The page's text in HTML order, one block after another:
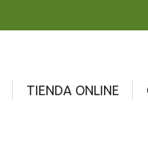
TIENDA ONLINE